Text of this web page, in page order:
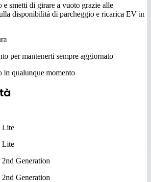
e smetti di girare a vuoto grazie alle
disponibilità di parcheggio e ricarica EV in
per mantenerti sempre aggiornato
in qualunque momento
Lite
Lite
Generation
Generation